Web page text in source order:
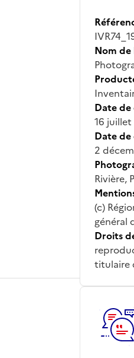
Nom de
Date
16
Date
2
Rivière,
(c)
général
Droits
titulaire